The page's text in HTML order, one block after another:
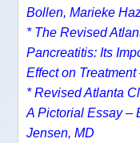
Bollen, Marieke
* The Revised
Pancreatitis: Its
Effect on
*Revised Atlanta
A Pictorial Essay –
Jensen, MD